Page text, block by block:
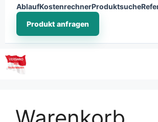
AblaufKostenrechnerProduktsuche
Produkt anfragen